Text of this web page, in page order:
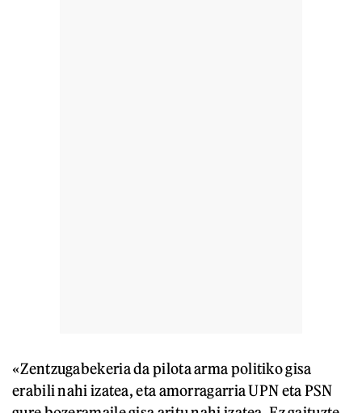
«Zentzugabekeria da pilota arma politiko gisa
erabili nahi izatea, eta amorragarria UPN eta PSN